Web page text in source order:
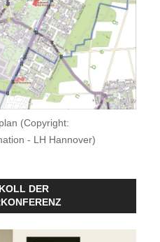
(Copyright:
- LH Hannover)
DER